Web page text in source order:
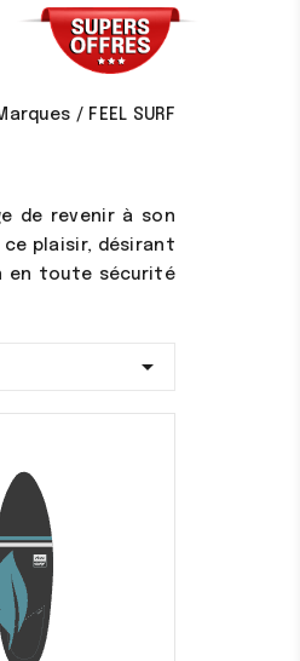
FEEL SURF
de revenir à son
ce plaisir, désirant
en toute sécurité
